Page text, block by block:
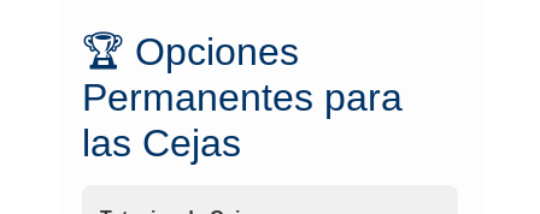
🏆 Opciones
Permanentes para
las Cejas